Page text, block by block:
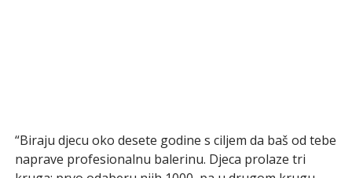
“Biraju djecu oko desete godine s ciljem da baš od tebe
naprave profesionalnu balerinu. Djeca prolaze tri